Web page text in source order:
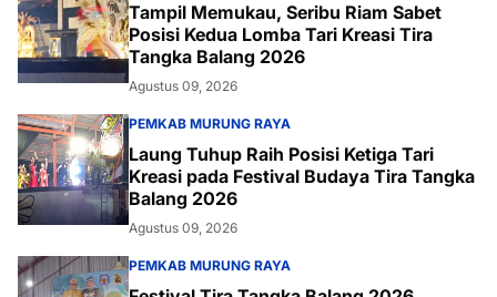
Tampil Memukau, Seribu Riam Sabet
Posisi Kedua Lomba Tari Kreasi Tira
Tangka Balang 2026
Agustus 09, 2026
PEMKAB MURUNG RAYA
Laung Tuhup Raih Posisi Ketiga Tari
Kreasi pada Festival Budaya Tira Tangka
Balang 2026
Agustus 09, 2026
PEMKAB MURUNG RAYA